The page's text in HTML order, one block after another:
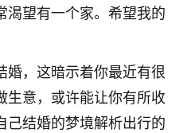
渴望有一个家。希望我的
婚，这暗示着你最近有很
生意，或许能让你有所收
己结婚的梦境解析出行的
老师聊过之后，最大的感
变好，万般皆是命，半点
9